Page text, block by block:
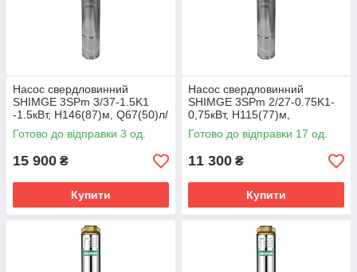
Насос свердловинний
SHIMGE 3SPm 3/37-1.5K1
-1.5кВт, Н146(87)м, Q67(50)л/
хв, Ø78мм, кабель 50м
Готово до відправки 3 од.
15 900 ₴
Купити
Насос свердловинний
SHIMGE 3SPm 2/27-0.75K1-
0,75кВт, Н115(77)м,
Q50(33)л/хв, Ø78мм, кабель
50м
Готово до відправки 17 од.
11 300 ₴
Купити